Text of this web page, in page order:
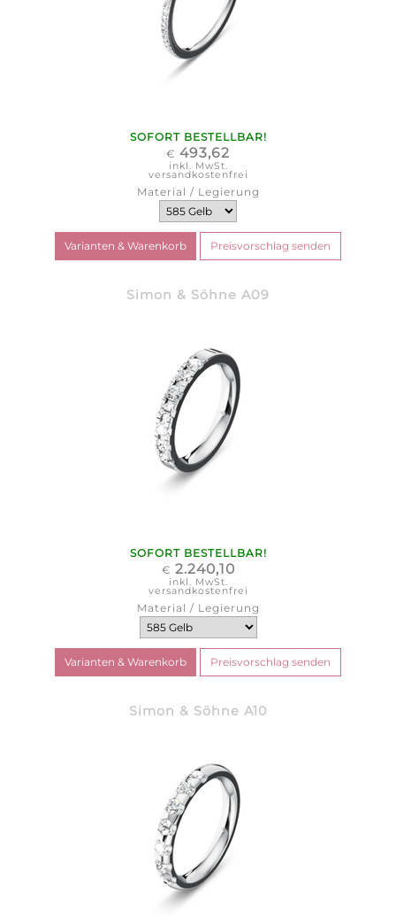
SOFORT BESTELLBAR!
€ 493,62
inkl. MwSt.
versandkostenfrei
Material / Legierung
Simon & Söhne A09
SOFORT BESTELLBAR!
€ 2.240,10
inkl. MwSt.
versandkostenfrei
Material / Legierung
Simon & Söhne A10